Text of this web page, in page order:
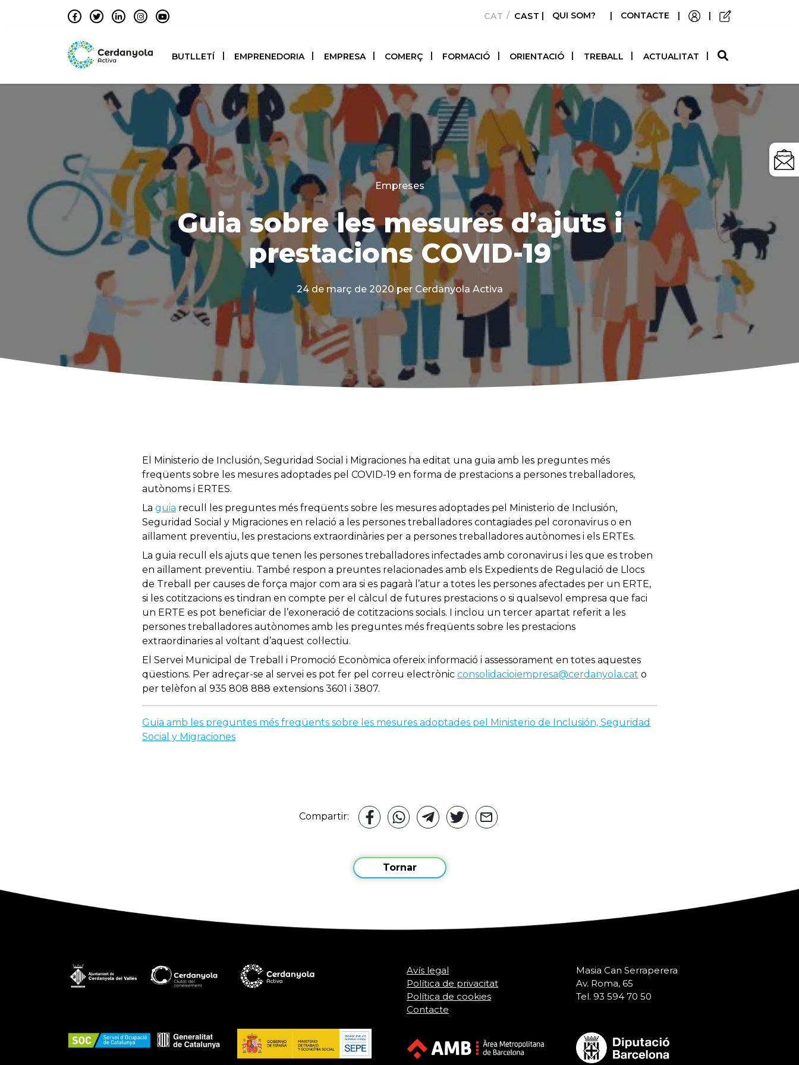
CATALÀCASTELLANO
| QUI SOM? | CONTACTE | |
BUTLLETÍ EMPRENEDORIA EMPRESA COMERÇ FORMACIÓ ORIENTACIÓ TREBALL ACTUALITAT
Categories
Empreses
Guia sobre les mesures d’ajuts i
prestacions COVID-19
24 de març de 2020 per Cerdanyola Activa
El Ministerio de Inclusión, Seguridad Social i Migraciones ha editat una guia amb les preguntes més
freqüents sobre les mesures adoptades pel COVID-19 en forma de prestacions a persones treballadores,
autònoms i ERTES.
La guia recull les preguntes més freqüents sobre les mesures adoptades pel Ministerio de Inclusión,
Seguridad Social y Migraciones en relació a les persones treballadores contagiades pel coronavirus o en
aïllament preventiu, les prestacions extraordinàries per a persones treballadores autònomes i els ERTEs.
La guia recull els ajuts que tenen les persones treballadores infectades amb coronavirus i les que es troben
en aïllament preventiu. També respon a preuntes relacionades amb els Expedients de Regulació de Llocs
de Treball per causes de força major com ara si es pagarà l’atur a totes les persones afectades per un ERTE,
si les cotitzacions es tindran en compte per el càlcul de futures prestacions o si qualsevol empresa que faci
un ERTE es pot beneficiar de l’exoneració de cotitzacions socials. I inclou un tercer apartat referit a les
persones treballadores autònomes amb les preguntes més freqüents sobre les prestacions
extraordinaries al voltant d’aquest col·lectiu.
El Servei Municipal de Treball i Promoció Econòmica ofereix informació i assessorament en totes aquestes
qüestions. Per adreçar-se al servei es pot fer pel correu electrònic consolidacioiempresa@cerdanyola.cat o
per telèfon al 935 808 888 extensions 3601 i 3807.
Guia amb les preguntes més freqüents sobre les mesures adoptades pel Ministerio de Inclusión, Seguridad
Social y Migraciones
Compartir:
Tornar
Avís legal
Política de privacitat
Política de cookies
Contacte
Masia Can Serraperera
Av. Roma, 65
Tel. 93 594 70 50